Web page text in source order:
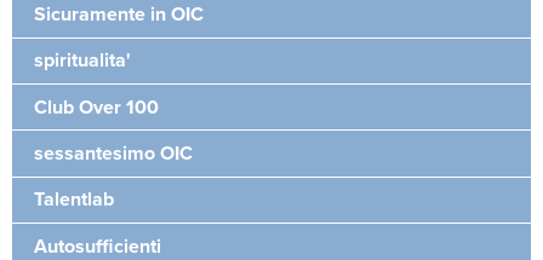
Sicuramente in OIC
spiritualita'
Club Over 100
sessantesimo OIC
Talentlab
Autosufficienti